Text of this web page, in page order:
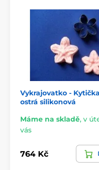
Vykrajovatko -
ostrá silikonová
Máme na skladě, v
vás
764 Kč